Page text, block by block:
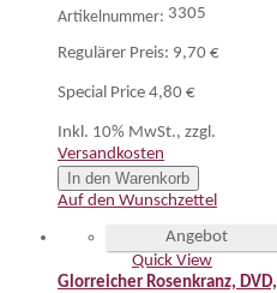
Artikelnummer: 3305
Regulärer Preis: 9,70 €
Special Price 4,80 €
Inkl. 10% MwSt., zzgl.
Versandkosten
In den Warenkorb
Auf den Wunschzettel
Angebot
Quick View
Glorreicher Rosenkranz, DVD,